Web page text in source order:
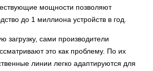
мощности позволяют
до 1 миллиона устройств в год.
загрузку, сами производители
это как проблему. По их
линии легко адаптируются для